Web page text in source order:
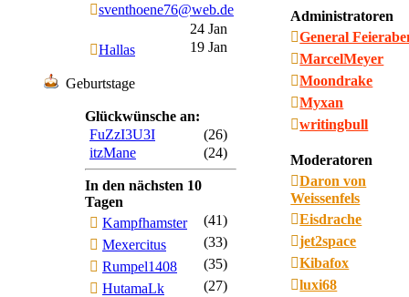
sventhoene76@web.de
24 Jan
Hallas
19 Jan
Geburtstage
Glückwünsche an:
FuZzI3U3I
(26)
itzMane
(24)
In den nächsten 10
Tagen
Kampfhamster
(41)
Mexercitus
(33)
Rumpel1408
(35)
HutamaLk
(27)
Administratoren
General
MarcelMeyer
Moondrake
Myxan
writingbull
Moderatoren
Daron von
Weissenfels
Eisdrache
jet2space
Kibafox
luxi68